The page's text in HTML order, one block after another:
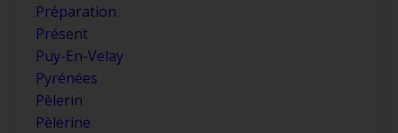
Préparation
Présent
Puy-En-Velay
Pyrénées
Pèlerin
Pèlerine